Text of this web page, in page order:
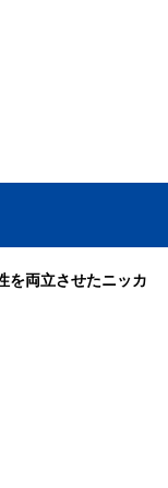
を両立させたニッカ